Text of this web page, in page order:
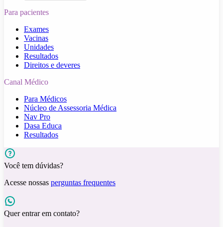
Para pacientes
Exames
Vacinas
Unidades
Resultados
Direitos e deveres
Canal Médico
Para Médicos
Núcleo de Assessoria Médica
Nav Pro
Dasa Educa
Resultados
Você tem dúvidas?
Acesse nossas perguntas frequentes
Quer entrar em contato?